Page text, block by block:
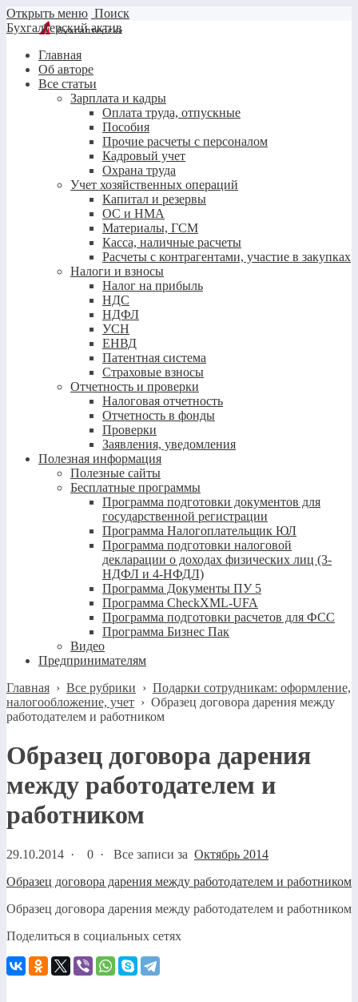
Открыть меню Поиск
Бухгалтерский актив
Главная
Об авторе
Все статьи
Зарплата и кадры
Оплата труда, отпускные
Пособия
Прочие расчеты с персоналом
Кадровый учет
Охрана труда
Учет хозяйственных операций
Капитал и резервы
ОС и НМА
Материалы, ГСМ
Касса, наличные расчеты
Расчеты с контрагентами, участие в закупках
Налоги и взносы
Налог на прибыль
НДС
НДФЛ
УСН
ЕНВД
Патентная система
Страховые взносы
Отчетность и проверки
Налоговая отчетность
Отчетность в фонды
Проверки
Заявления, уведомления
Полезная информация
Полезные сайты
Бесплатные программы
Программа подготовки документов для
государственной регистрации
Программа Налогоплательщик ЮЛ
Программа подготовки налоговой
декларации о доходах физических лиц (3-
НДФЛ и 4-НФДЛ)
Программа Документы ПУ 5
Программа CheckXML-UFA
Программа подготовки расчетов для ФСС
Программа Бизнес Пак
Видео
Предпринимателям
Главная › Все рубрики › Подарки сотрудникам: оформление,
налогообложение, учет › Образец договора дарения между
работодателем и работником
Образец договора дарения
между работодателем и
работником
29.10.2014 · 0 · Все записи за Октябрь 2014
Образец договора дарения между работодателем и работником
Образец договора дарения между работодателем и работником
Поделиться в социальных сетях